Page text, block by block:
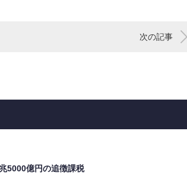
次の記事
5000億円の追徴課税